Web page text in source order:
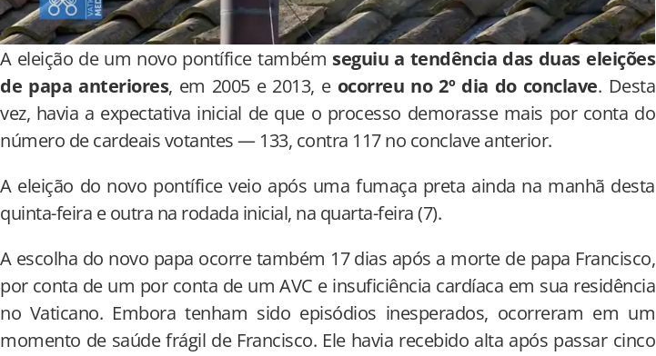
A eleição de um novo pontífice também seguiu a tendência das duas eleições
de papa anteriores, em 2005 e 2013, e ocorreu no 2º dia do conclave. Desta
vez, havia a expectativa inicial de que o processo demorasse mais por conta do
número de cardeais votantes — 133, contra 117 no conclave anterior.
A eleição do novo pontífice veio após uma fumaça preta ainda na manhã desta
quinta-feira e outra na rodada inicial, na quarta-feira (7).
A escolha do novo papa ocorre também 17 dias após a morte de papa Francisco,
por conta de um por conta de um AVC e insuficiência cardíaca em sua residência
no Vaticano. Embora tenham sido episódios inesperados, ocorreram em um
momento de saúde frágil de Francisco. Ele havia recebido alta após passar cinco